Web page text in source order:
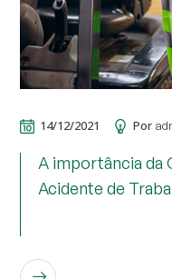
14/12/2021 Por
A importância da
Acidente de